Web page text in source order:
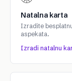
Natalna karta
Izradite
aspekata.
Izradi natalnu